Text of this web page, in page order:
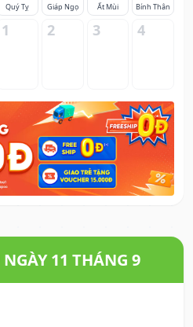
Quý Tỵ
Giáp Ngọ
Ất Mùi
Bính Thân
1 2 3 4
11 THÁNG 9